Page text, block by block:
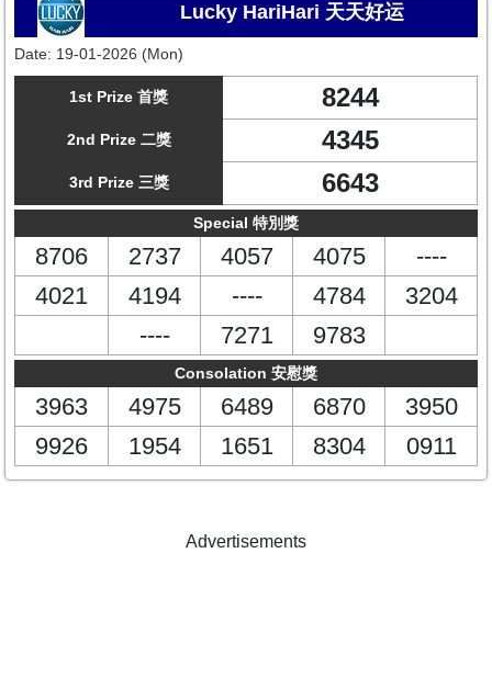
Lucky HariHari 天天好运
Date: 19-01-2026 (Mon)
1st Prize 首獎 8244
2nd Prize 二獎 4345
3rd Prize 三獎 6643
Special 特別獎
8706 2737 4057 4075
----
4021
4194 ---- 4784
3204
----
7271 9783
Consolation 安慰獎
3963 4975 6489 6870
3950
9926
1954 1651 8304 0911
Advertisements